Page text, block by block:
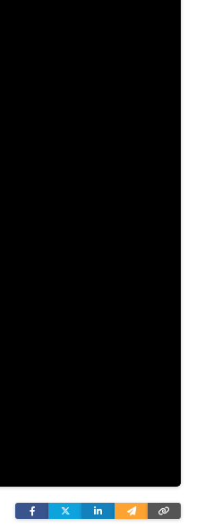
FacebookTwitterLinkedinWyślij
e-
link